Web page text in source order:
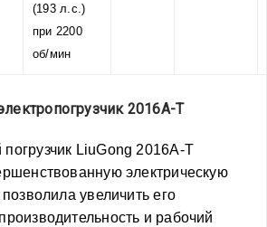
(193 л.с.)
при 2200
об/мин
2016A-T
LiuGong 2016A-T
электрическую
увеличить его
и рабочий